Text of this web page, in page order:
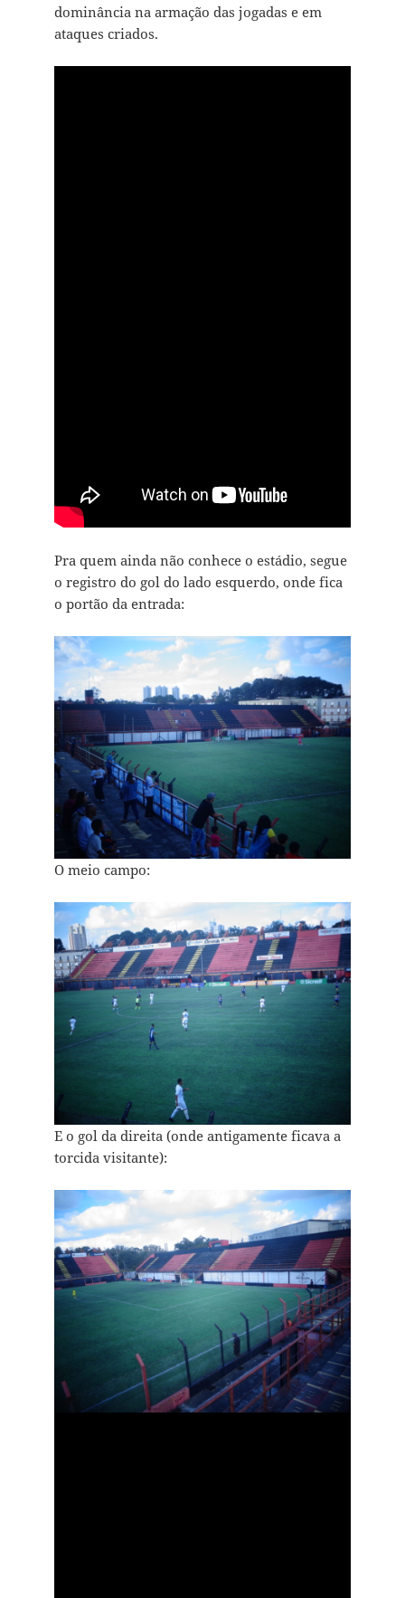
dominância na armação das jogadas e em
ataques criados.
Pra quem ainda não conhece o estádio, segue
o registro do gol do lado esquerdo, onde fica
o portão da entrada:
O meio campo:
E o gol da direita (onde antigamente ficava a
torcida visitante):